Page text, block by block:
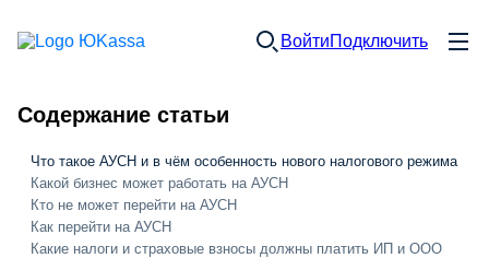
ВойтиПодключить
Содержание статьи
Что такое АУСН и в чём особенность нового налогового режима
Какой бизнес может работать на АУСН
Кто не может перейти на АУСН
Как перейти на АУСН
Какие налоги и страховые взносы должны платить ИП и ООО